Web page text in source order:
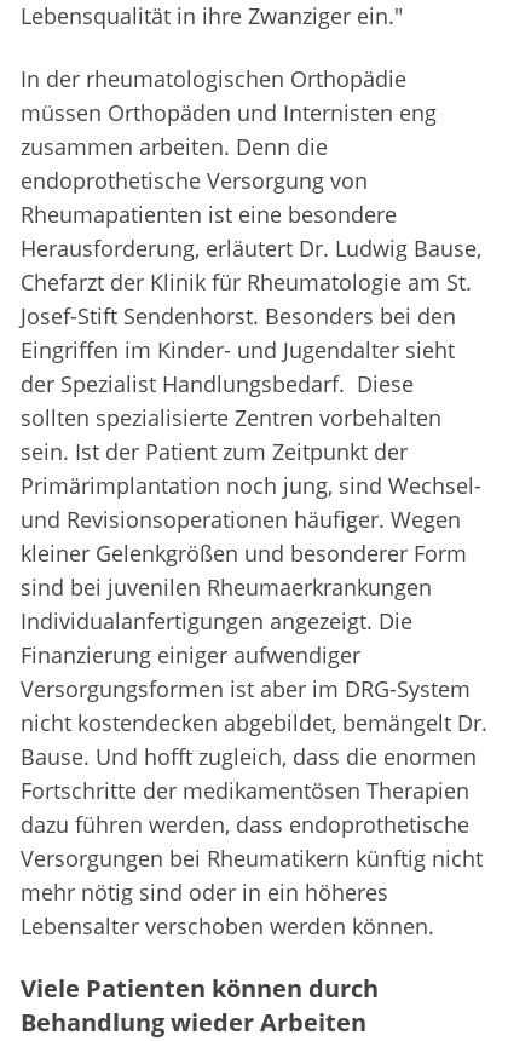
Lebensqualität in ihre Zwanziger ein."
In der rheumatologischen Orthopädie
müssen Orthopäden und Internisten eng
zusammen arbeiten. Denn die
endoprothetische Versorgung von
Rheumapatienten ist eine besondere
Herausforderung, erläutert Dr. Ludwig Bause,
Chefarzt der Klinik für Rheumatologie am St.
Josef-Stift Sendenhorst. Besonders bei den
Eingriffen im Kinder- und Jugendalter sieht
der Spezialist Handlungsbedarf. Diese
sollten spezialisierte Zentren vorbehalten
sein. Ist der Patient zum Zeitpunkt der
Primärimplantation noch jung, sind Wechsel-
und Revisionsoperationen häufiger. Wegen
kleiner Gelenkgrößen und besonderer Form
sind bei juvenilen Rheumaerkrankungen
Individualanfertigungen angezeigt. Die
Finanzierung einiger aufwendiger
Versorgungsformen ist aber im DRG-System
nicht kostendecken abgebildet, bemängelt Dr.
Bause. Und hofft zugleich, dass die enormen
Fortschritte der medikamentösen Therapien
dazu führen werden, dass endoprothetische
Versorgungen bei Rheumatikern künftig nicht
mehr nötig sind oder in ein höheres
Lebensalter verschoben werden können.
Viele Patienten können durch
Behandlung wieder Arbeiten